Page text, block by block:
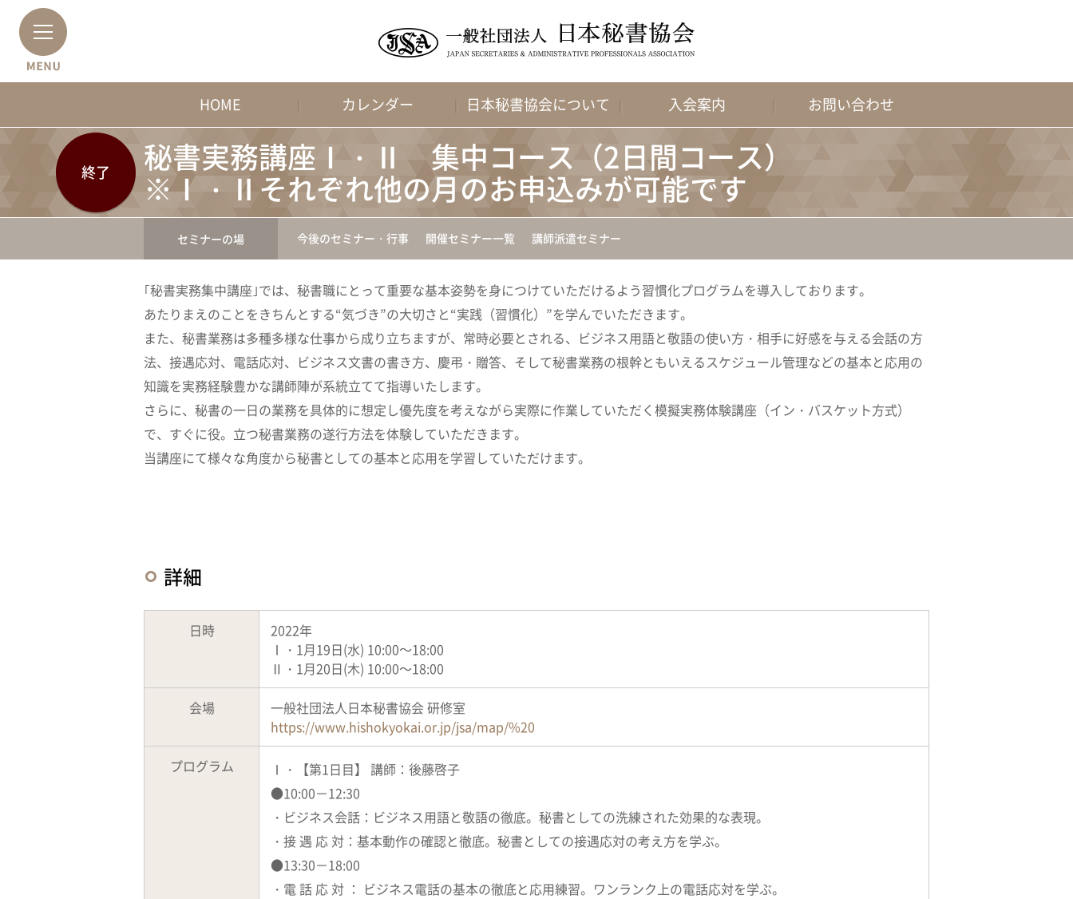
HOME カレンダー 日本秘書協会について 入会案内 お問い合わせ
秘書実務講座Ⅰ・Ⅱ 集中コース（2日間コース）
※Ⅰ・Ⅱそれぞれ他の月のお申込みが可能です
終了
セミナーの場 今後のセミナー・行事 開催セミナー一覧 講師派遣セミナー
｢秘書実務集中講座｣では、秘書職にとって重要な基本姿勢を身につけていただけるよう習慣化プログラムを導入しております。
あたりまえのことをきちんとする“気づき”の大切さと“実践（習慣化）”を学んでいただきます。
また、秘書業務は多種多様な仕事から成り立ちますが、常時必要とされる、ビジネス用語と敬語の使い方・相手に好感を与える会話の方
法、接遇応対、電話応対、ビジネス文書の書き方、慶弔・贈答、そして秘書業務の根幹ともいえるスケジュール管理などの基本と応用の
知識を実務経験豊かな講師陣が系統立てて指導いたします。
さらに、秘書の一日の業務を具体的に想定し優先度を考えながら実際に作業していただく模擬実務体験講座（イン・バスケット方式）
で、すぐに役。立つ秘書業務の遂行方法を体験していただきます。
当講座にて様々な角度から秘書としての基本と応用を学習していただけます。
詳細
日時
2022年
Ⅰ・1月19日(水) 10:00～18:00
Ⅱ・1月20日(木) 10:00～18:00
会場
一般社団法人日本秘書協会 研修室
https://www.hishokyokai.or.jp/jsa/map/%20
プログラム
Ⅰ・【第1日目】 講師：後藤啓子
●10:00－12:30
・ビジネス会話：ビジネス用語と敬語の徹底。秘書としての洗練された効果的な表現。
・接 遇 応 対：基本動作の確認と徹底。秘書としての接遇応対の考え方を学ぶ。
●13:30－18:00
・電 話 応 対 ： ビジネス電話の基本の徹底と応用練習。ワンランク上の電話応対を学ぶ。